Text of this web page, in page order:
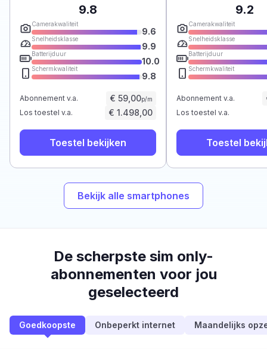
9.8
Camerakwaliteit
9.6
Snelheidsklasse
9.9
Batterijduur
10.0
Schermkwaliteit
9.8
Abonnement v.a. € 59,00p/m
Los toestel v.a. € 1.498,00
Toestel bekijken
9.2
Camerakwaliteit
Snelheidsklasse
Batterijduur
Schermkwaliteit
Abonnement v.a.
Los toestel v.a.
Toestel
Bekijk alle smartphones
De scherpste sim only-
abonnementen voor jou
geselecteerd
Goedkoopste Onbeperkt internet Maandelijks